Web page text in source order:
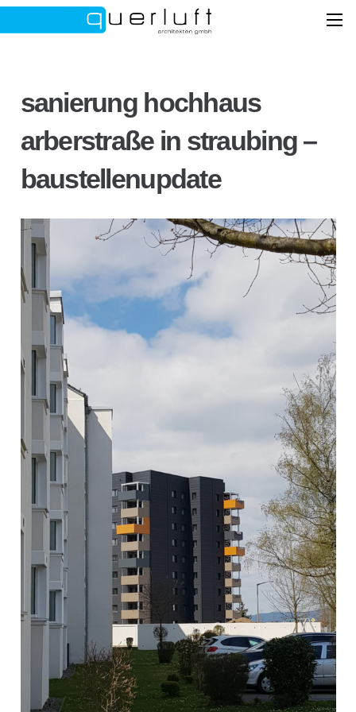
sanierung hochhaus
arberstraße in straubing –
baustellenupdate